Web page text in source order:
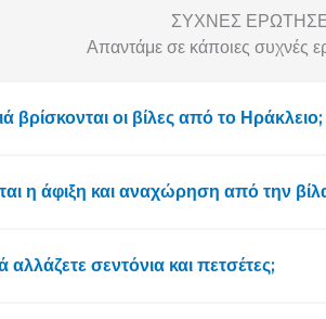
ΣΥΧΝΈΣ
Απαντάμε σε κάποιες συχνές
βρίσκονται οι βίλες από το Ηράκλειο;
η άφιξη και αναχώρηση από την
σεντόνια και πετσέτες;